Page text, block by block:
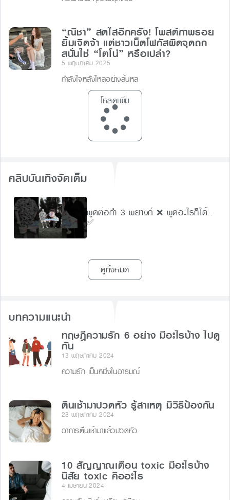
“ณิชา” สดใสอีกครั้ง! โพสต์ภาพรอย
ยิ้มเจิดจ้า แต่ชาวเน็ตโฟกัสผิดจุดถก
สนั่นใช่ “โตโน่” หรือเปล่า?
5 พฤษภาคม 2025
กำลังใจหลั่งไหลอย่างล้นหล
โหลดเพิ่ม
คลิปบันเทิงจัดเต็ม
พูดต่อคำ 3 พยางค์ ❌ พูดอะไรก็ได้..
✅
ดูทั้งหมด
บทความแนะนำ
ทฤษฎีความรัก 6 อย่าง มีอะไรบ้าง ไปดู
กัน
13 พฤษภาคม 2024
ความรัก เป็นหนึ่งในอารมณ์
ตื่นเช้ามาปวดหัว รู้สาเหตุ มีวิธีป้องกัน
23 พฤษภาคม 2024
อาการตื่นเช้ามาแล้วปวดหัว
10 สัญญาณเตือน toxic มีอะไรบ้าง
นิสัย toxic คืออะไร
4 เมษายน 2024